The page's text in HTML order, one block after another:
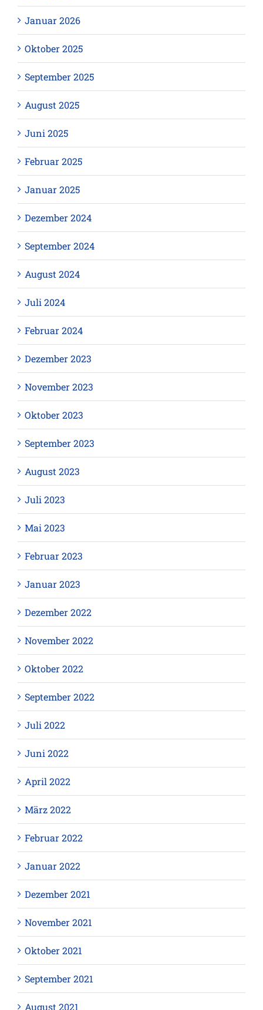
Januar 2026
Oktober 2025
September 2025
August 2025
Juni 2025
Februar 2025
Januar 2025
Dezember 2024
September 2024
August 2024
Juli 2024
Februar 2024
Dezember 2023
November 2023
Oktober 2023
September 2023
August 2023
Juli 2023
Mai 2023
Februar 2023
Januar 2023
Dezember 2022
November 2022
Oktober 2022
September 2022
Juli 2022
Juni 2022
April 2022
März 2022
Februar 2022
Januar 2022
Dezember 2021
November 2021
Oktober 2021
September 2021
August 2021